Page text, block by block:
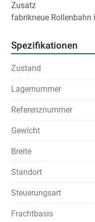
Zusatz
fabrikneue Rollenbahn
Spezifikationen
Zustand
Lagernummer
Referenznummer
Gewicht
Breite
Standort
Steuerungsart
Frachtbasis